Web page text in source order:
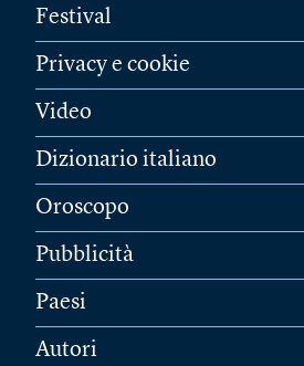
Festival
Privacy e cookie
Video
Dizionario italiano
Oroscopo
Pubblicità
Paesi
Autori